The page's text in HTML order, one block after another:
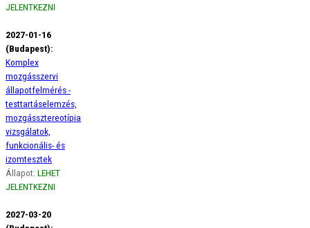
JELENTKEZNI
2027-01-16
(Budapest):
Komplex
mozgásszervi
állapotfelmérés -
testtartáselemzés,
mozgássztereotípia
vizsgálatok,
funkcionális- és
izomtesztek
Állapot: LEHET
JELENTKEZNI
2027-03-20